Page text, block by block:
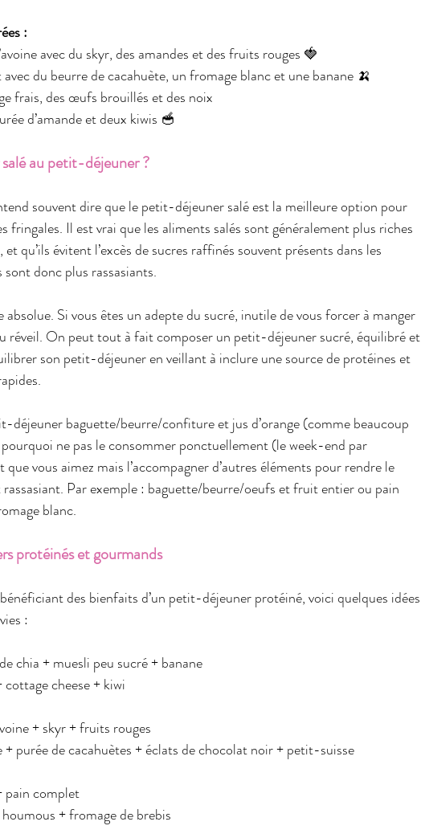
:
avec du skyr, des amandes et des fruits rouges 🍓
du beurre de cacahuète, un fromage blanc et une banane 🍌
frais, des œufs brouillés et des noix
d’amande et deux kiwis 🥣
au petit-déjeuner ?
souvent dire que le petit-déjeuner salé est la meilleure option pour
fringales. Il est vrai que les aliments salés sont généralement plus riches
qu’ils évitent l’excès de sucres raffinés souvent présents dans les
donc plus rassasiants.
absolue. Si vous êtes un adepte du sucré, inutile de vous forcer à manger
réveil. On peut tout à fait composer un petit-déjeuner sucré, équilibré et
son petit-déjeuner en veillant à inclure une source de protéines et
déjeuner baguette/beurre/confiture et jus d’orange (comme beaucoup
ne pas le consommer ponctuellement (le week-end par
vous aimez mais l’accompagner d’autres éléments pour rendre le
Par exemple : baguette/beurre/oeufs et fruit entier ou pain
blanc.
protéinés et gourmands
des bienfaits d’un petit-déjeuner protéiné, voici quelques idées
:
chia + muesli peu sucré + banane
cheese + kiwi
+ skyr + fruits rouges
+ purée de cacahuètes + éclats de chocolat noir + petit-suisse
complet
+ fromage de brebis